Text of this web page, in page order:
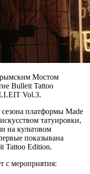
Мостом
Bulleit Tattoo
Vol.3.
сезона платформы Made
татуировки,
на культовом
показывана
Tattoo Edition.
с мероприятия: